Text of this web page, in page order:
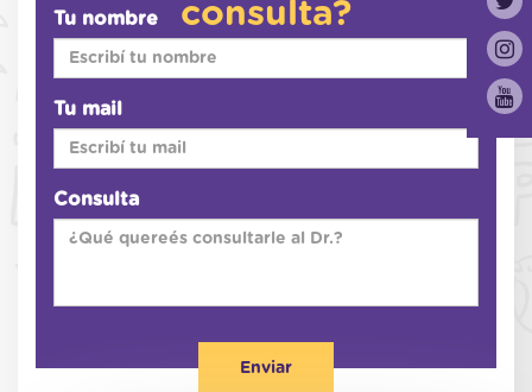
consulta?
Tu nombre
Tu mail
Consulta
Enviar